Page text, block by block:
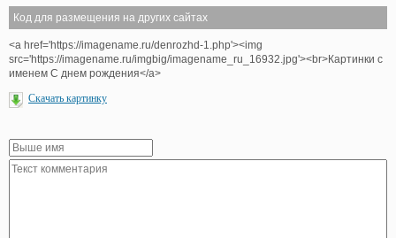
Код для размещения на других сайтах
<a href='https://imagename.ru/denrozhd-1.php'><img
src='https://imagename.ru/imgbig/imagename_ru_16932.jpg'><br>Картинки с
именем С днем рождения</a>
Скачать картинку